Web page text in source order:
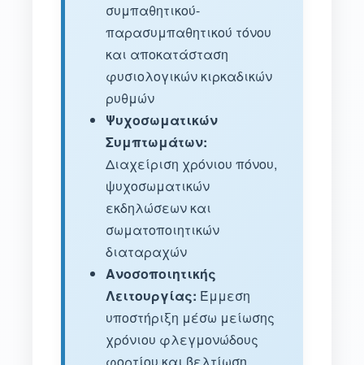
συμπαθητικού-
παρασυμπαθητικού τόνου
και αποκατάσταση
φυσιολογικών κιρκαδικών
ρυθμών
Ψυχοσωματικών
Συμπτωμάτων:
Διαχείριση χρόνιου πόνου,
ψυχοσωματικών
εκδηλώσεων και
σωματοποιητικών
διαταραχών
Ανοσοποιητικής
Λειτουργίας: Έμμεση
υποστήριξη μέσω μείωσης
χρόνιου φλεγμονώδους